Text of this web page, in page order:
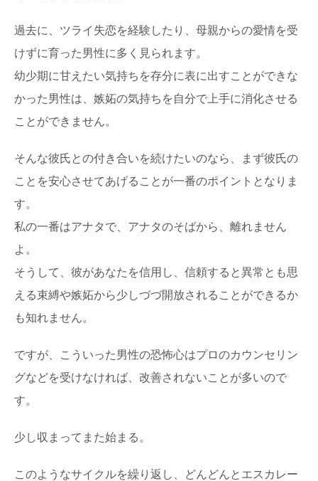
過去に、ツライ失恋を経験したり、母親からの愛情を受
けずに育った男性に多く見られます。
幼少期に甘えたい気持ちを存分に表に出すことができな
かった男性は、嫉妬の気持ちを自分で上手に消化させる
ことができません。
そんな彼氏との付き合いを続けたいのなら、まず彼氏の
ことを安心させてあげることが一番のポイントとなりま
す。
私の一番はアナタで、アナタのそばから、離れません
よ。
そうして、彼があなたを信用し、信頼すると異常とも思
える束縛や嫉妬から少しづづ開放されることができるか
も知れません。
ですが、こういった男性の恐怖心はプロのカウンセリン
グなどを受けなければ、改善されないことが多いので
す。
少し収まってまた始まる。
このようなサイクルを繰り返し、どんどんとエスカレー